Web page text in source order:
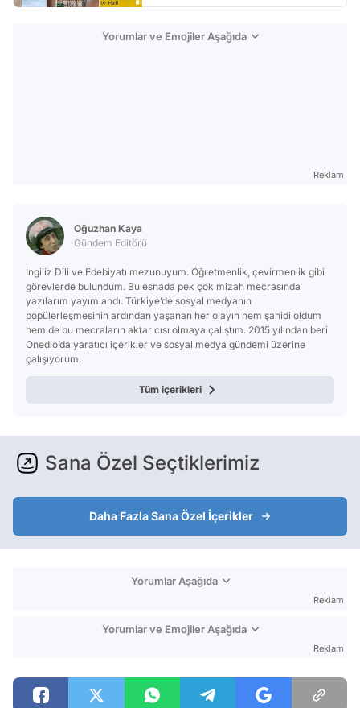
Yorumlar ve Emojiler Aşağıda
Reklam
Oğuzhan Kaya
Gündem Editörü
İngiliz Dili ve Edebiyatı mezunuyum. Öğretmenlik, çevirmenlik gibi
görevlerde bulundum. Bu esnada pek çok mizah mecrasında
yazılarım yayımlandı. Türkiye’de sosyal medyanın
popülerleşmesinin ardından yaşanan her olayın hem şahidi oldum
hem de bu mecraların aktarıcısı olmaya çalıştım. 2015 yılından beri
Onedio’da yaratıcı içerikler ve sosyal medya gündemi üzerine
çalışıyorum.
Tüm içerikleri
Sana Özel Seçtiklerimiz
Daha Fazla Sana Özel İçerikler
Yorumlar Aşağıda
Reklam
Yorumlar ve Emojiler Aşağıda
Reklam